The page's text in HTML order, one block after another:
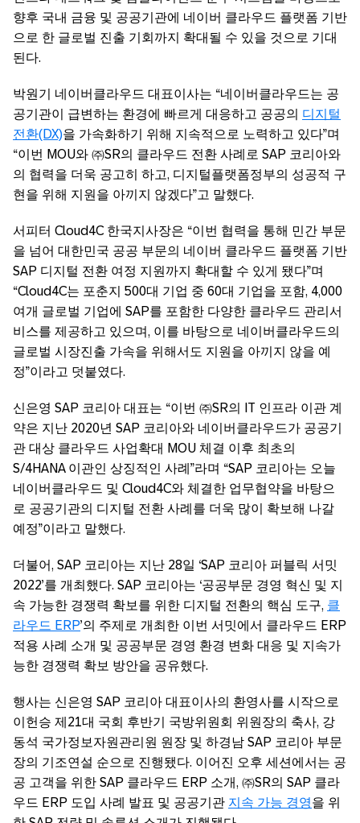
향후 국내 금융 및 공공기관에 네이버 클라우드 플랫폼 기반
으로 한 글로벌 진출 기회까지 확대될 수 있을 것으로 기대
된다.
박원기 네이버클라우드 대표이사는 “네이버클라우드는 공
공기관이 급변하는 환경에 빠르게 대응하고 공공의 디지털
전환(DX)을 가속화하기 위해 지속적으로 노력하고 있다”며
“이번 MOU와 ㈜SR의 클라우드 전환 사례로 SAP 코리아와
의 협력을 더욱 공고히 하고, 디지털플랫폼정부의 성공적 구
현을 위해 지원을 아끼지 않겠다”고 말했다.
서피터 Cloud4C 한국지사장은 “이번 협력을 통해 민간 부문
을 넘어 대한민국 공공 부문의 네이버 클라우드 플랫폼 기반
SAP 디지털 전환 여정 지원까지 확대할 수 있게 됐다”며
“Cloud4C는 포춘지 500대 기업 중 60대 기업을 포함, 4,000
여개 글로벌 기업에 SAP를 포함한 다양한 클라우드 관리서
비스를 제공하고 있으며, 이를 바탕으로 네이버클라우드의
글로벌 시장진출 가속을 위해서도 지원을 아끼지 않을 예
정”이라고 덧붙였다.
신은영 SAP 코리아 대표는 “이번 ㈜SR의 IT 인프라 이관 계
약은 지난 2020년 SAP 코리아와 네이버클라우드가 공공기
관 대상 클라우드 사업확대 MOU 체결 이후 최초의
S/4HANA 이관인 상징적인 사례”라며 “SAP 코리아는 오늘
네이버클라우드 및 Cloud4C와 체결한 업무협약을 바탕으
로 공공기관의 디지털 전환 사례를 더욱 많이 확보해 나갈
예정”이라고 말했다.
더불어, SAP 코리아는 지난 28일 ‘SAP 코리아 퍼블릭 서밋
2022’를 개최했다. SAP 코리아는 ‘공공부문 경영 혁신 및 지
속 가능한 경쟁력 확보를 위한 디지털 전환의 핵심 도구, 클
라우드 ERP’의 주제로 개최한 이번 서밋에서 클라우드 ERP
적용 사례 소개 및 공공부문 경영 환경 변화 대응 및 지속가
능한 경쟁력 확보 방안을 공유했다.
행사는 신은영 SAP 코리아 대표이사의 환영사를 시작으로
이헌승 제21대 국회 후반기 국방위원회 위원장의 축사, 강
동석 국가정보자원관리원 원장 및 하경남 SAP 코리아 부문
장의 기조연설 순으로 진행됐다. 이어진 오후 세션에서는 공
공 고객을 위한 SAP 클라우드 ERP 소개, ㈜SR의 SAP 클라
우드 ERP 도입 사례 발표 및 공공기관 지속 가능 경영을 위